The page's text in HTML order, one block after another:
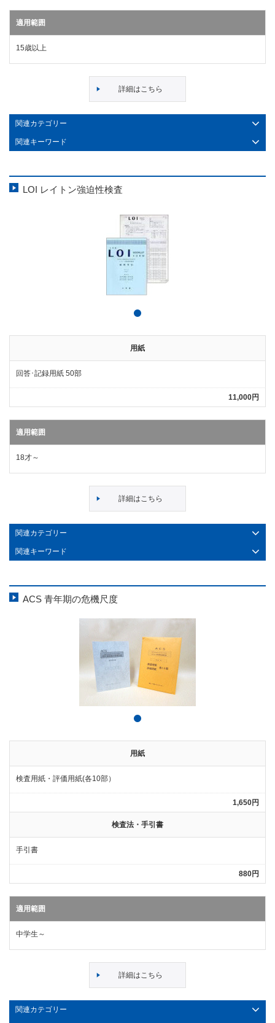
適用範囲
15歳以上
詳細はこちら
関連カテゴリー
関連キーワード
LOI レイトン強迫性検査
用紙
回答･記録用紙 50部
11,000円
適用範囲
18才～
詳細はこちら
関連カテゴリー
関連キーワード
ACS 青年期の危機尺度
用紙
検査用紙・評価用紙(各10部）
1,650円
検査法・手引書
手引書
880円
適用範囲
中学生～
詳細はこちら
関連カテゴリー